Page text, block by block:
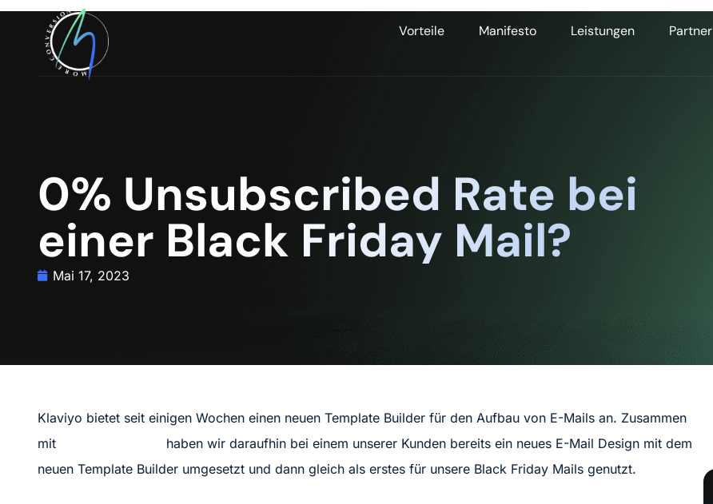
Vorteile Manifesto Leistungen Partner
0% Unsubscribed Rate bei
einer Black Friday Mail?
Mai 17, 2023
Klaviyo bietet seit einigen Wochen einen neuen Template Builder für den Aufbau von E-Mails an. Zusammen
mit
haben wir daraufhin bei einem unserer Kunden bereits ein neues E-Mail Design mit dem
neuen Template Builder umgesetzt und dann gleich als erstes für unsere Black Friday Mails genutzt.